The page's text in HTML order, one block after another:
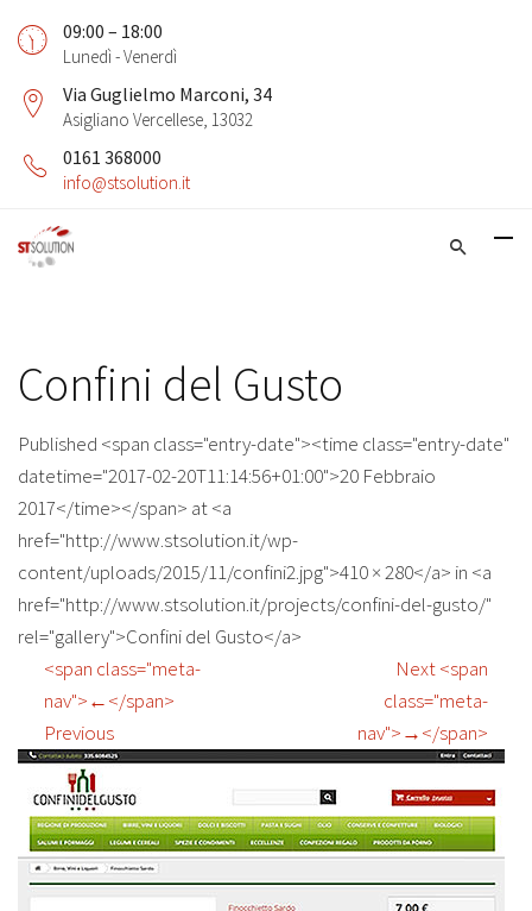
09:00 – 18:00
Lunedì - Venerdì
Via Guglielmo Marconi, 34
Asigliano Vercellese, 13032
0161 368000
info@stsolution.it
Confini del Gusto
Published <span class="entry-date"><time class="entry-date"
datetime="2017-02-20T11:14:56+01:00">20 Febbraio
2017</time></span> at <a
href="http://www.stsolution.it/wp-
content/uploads/2015/11/confini2.jpg">410 × 280</a> in <a
href="http://www.stsolution.it/projects/confini-del-gusto/"
rel="gallery">Confini del Gusto</a>
<span class="meta-
nav">←</span>
Previous
Next <span
class="meta-
nav">→</span>